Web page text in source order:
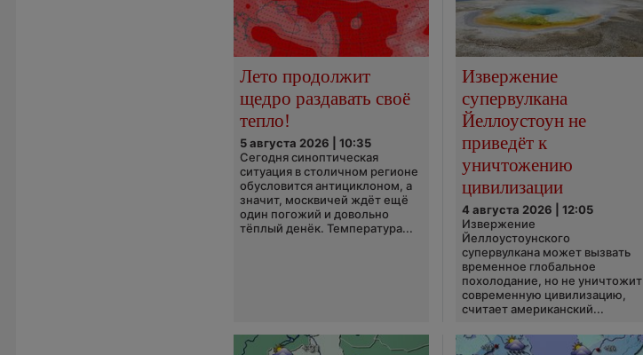
Лето продолжит
щедро раздавать своё
тепло!
5 августа 2026 | 10:35
Сегодня синоптическая
ситуация в столичном регионе
обусловится антициклоном, а
значит, москвичей ждёт ещё
один погожий и довольно
тёплый денёк. Температура...
Извержение
супервулкана
Йеллоустоун не
приведёт к
уничтожению
цивилизации
4 августа 2026 | 12:05
Извержение
Йеллоустоунского
супервулкана может вызвать
временное глобальное
похолодание, но не уничтожит
современную цивилизацию,
считает американский...